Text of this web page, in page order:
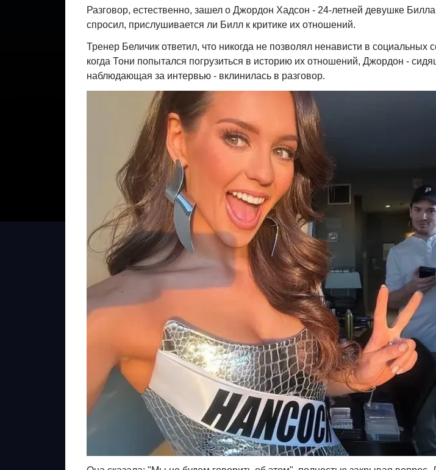
Разговор, естественно, зашел о Джордон Хадсон - 24-летней девушке
спросил, прислушивается ли Билл к критике их отношений.
Тренер Беличик ответил, что никогда не позволял ненависти в социальных
когда Тони попытался погрузиться в историю их отношений, Джордон -
наблюдающая за интервью - вклинилась в разговор.